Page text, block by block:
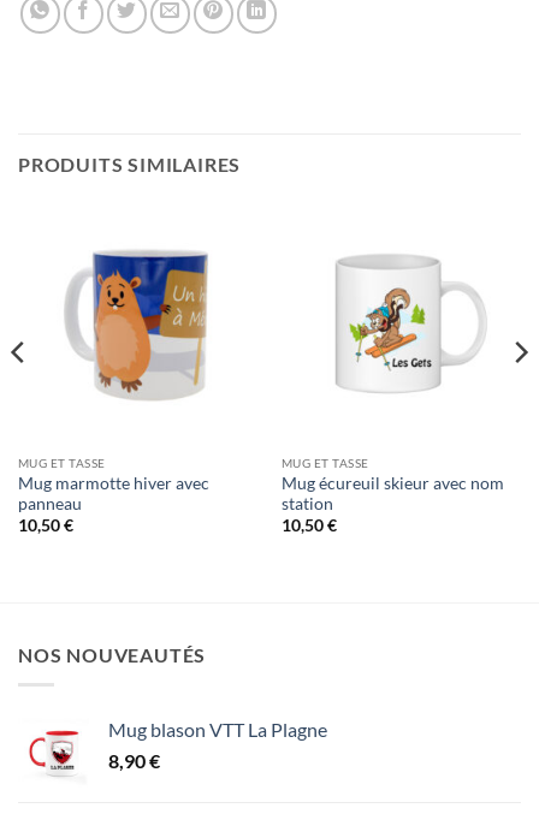
PRODUITS SIMILAIRES
MUG ET TASSE
Mug marmotte hiver avec
panneau
10,50€
MUG ET TASSE
Mug écureuil skieur avec nom
station
10,50€
NOS NOUVEAUTÉS
Mug blason VTT La Plagne
8,90€